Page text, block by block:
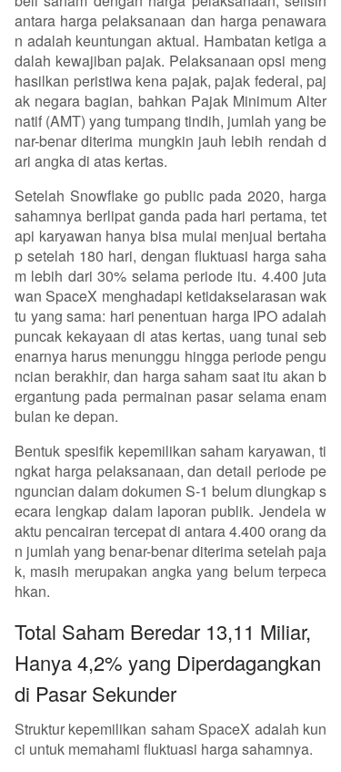
antara harga pelaksanaan dan harga penawara
n adalah keuntungan aktual. Hambatan ketiga a
dalah kewajiban pajak. Pelaksanaan opsi meng
hasilkan peristiwa kena pajak, pajak federal, paj
ak negara bagian, bahkan Pajak Minimum Alter
natif (AMT) yang tumpang tindih, jumlah yang be
nar-benar diterima mungkin jauh lebih rendah d
ari angka di atas kertas.
Setelah Snowflake go public pada 2020, harga
sahamnya berlipat ganda pada hari pertama, tet
api karyawan hanya bisa mulai menjual bertaha
p setelah 180 hari, dengan fluktuasi harga saha
m lebih dari 30% selama periode itu. 4.400 juta
wan SpaceX menghadapi ketidakselarasan wak
tu yang sama: hari penentuan harga IPO adalah
puncak kekayaan di atas kertas, uang tunai seb
enarnya harus menunggu hingga periode pengu
ncian berakhir, dan harga saham saat itu akan b
ergantung pada permainan pasar selama enam
bulan ke depan.
Bentuk spesifik kepemilikan saham karyawan, ti
ngkat harga pelaksanaan, dan detail periode pe
nguncian dalam dokumen S-1 belum diungkap s
ecara lengkap dalam laporan publik. Jendela w
aktu pencairan tercepat di antara 4.400 orang da
n jumlah yang benar-benar diterima setelah paja
k, masih merupakan angka yang belum terpeca
hkan.
Total Saham Beredar 13,11 Miliar,
Hanya 4,2% yang Diperdagangkan
di Pasar Sekunder
Struktur kepemilikan saham SpaceX adalah kun
ci untuk memahami fluktuasi harga sahamnya.